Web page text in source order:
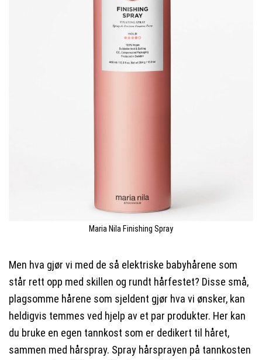
Maria Nila Finishing Spray
Men hva gjør vi med de så elektriske babyhårene som
står rett opp med skillen og rundt hårfestet? Disse små,
plagsomme hårene som sjeldent gjør hva vi ønsker, kan
heldigvis temmes ved hjelp av et par produkter. Her kan
du bruke en egen tannkost som er dedikert til håret,
sammen med hårspray. Spray hårsprayen på tannkosten